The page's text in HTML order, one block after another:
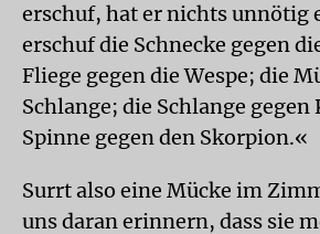
erschuf, hat er nichts unnötig
erschuf die Schnecke gegen
Fliege gegen die Wespe; die
Schlange; die Schlange gegen
Spinne gegen den Skorpion.«
Surrt also eine Mücke im
uns daran erinnern, dass sie